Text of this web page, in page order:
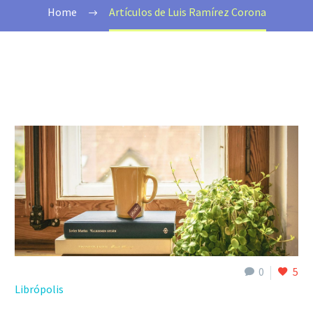
Home Artículos de Luis Ramírez Corona
0
5
Librópolis